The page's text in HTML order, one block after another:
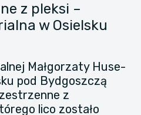
z pleksi –
w Osielsku
Małgorzaty Huse-
pod Bydgoszczą
z
lico zostało